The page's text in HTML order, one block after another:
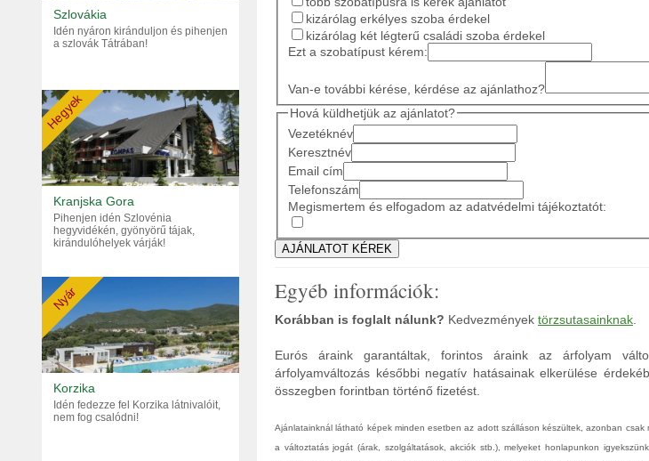
Szlovákia
Idén nyáron kiránduljon és pihenjen
a szlovák Tátrában!
Hegyek
Kranjska Gora
Pihenjen idén Szlovénia
hegyvidékén, gyönyörű tájak,
kirándulóhelyek várják!
Nyár
Korzika
Idén fedezze fel Korzika látnivalóit,
nem fog csalódni!
kizárólag erkélyes szoba érdekel
kizárólag két légterű családi szoba érdekel
Ezt a szobatípust kérem:
Van-e további kérése, kérdése az ajánlathoz?
Hová küldhetjük az ajánlatot?
Vezetéknév
Keresztnév
Email cím
Telefonszám
Megismertem és elfogadom az adatvédelmi tájékoztatót:
Egyéb információk:
Korábban is foglalt nálunk? Kedvezmények törzsutasainknak.
Eurós áraink garantáltak, forintos áraink az árfolyam
árfolyamváltozás későbbi negatív hatásainak elkerülése
összegben forintban történő fizetést.
Ajánlatainknál látható képek minden esetben az adott szálláson készültek, azonban
a változtatás jogát (árak, szolgáltatások, akciók stb.), melyeket honlapunkon